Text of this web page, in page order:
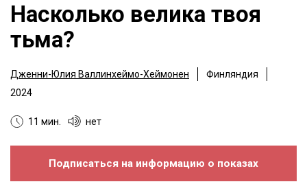
Насколько велика твоя
тьма?
Дженни-Юлия Валлинхеймо-Хеймонен
Финляндия
2024
11 мин. нет
Подписаться на информацию о показах